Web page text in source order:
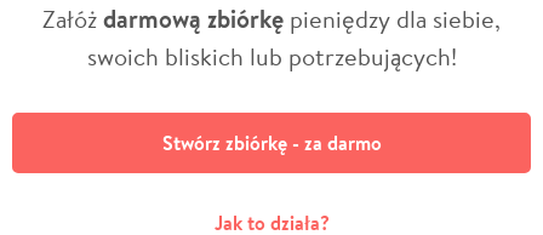
Załóżdarmową zbiórkę pieniędzy dla siebie,
swoich bliskich lub potrzebujących!
Stwórz zbiórkę - za darmo
Jak to działa?